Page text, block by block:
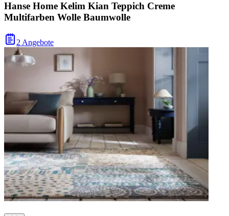
Hanse Home Kelim Kian Teppich Creme
Multifarben Wolle Baumwolle
2 Angebote